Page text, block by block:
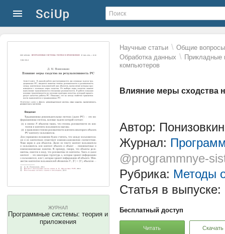
Научные статьи \ Общие вопросы
Обработка данных \ Прикладные
компьютеров
Влияние меры сходства
ЖУРНАЛ
Программные системы: теория и
приложения
Автор:
Журнал:
@programmnye-
Рубрика: Методы
Статья в выпуске:
Бесплатный доступ
Читать Скачать